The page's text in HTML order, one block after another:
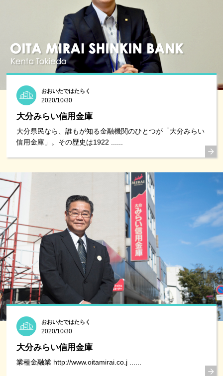
おおいたではたらく
2020/10/30
大分みらい信用金庫
大分県民なら、誰もが知る金融機関のひとつが「大分みらい
信用金庫」。その歴史は1922 ......
おおいたではたらく
2020/10/30
大分みらい信用金庫
業種金融業 http://www.oitamirai.co.j ......